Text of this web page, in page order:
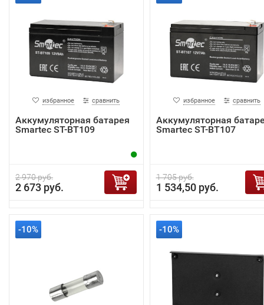
избранное сравнить
Аккумуляторная батарея
Smartec ST-BT109
2 970 руб.
2 673 руб.
избранное сравнить
Аккумуляторная
Smartec ST-BT107
1 705 руб.
1 534,50 руб.
-10% -10%